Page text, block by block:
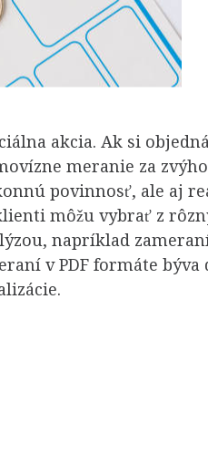
akcia. Ak si
meranie za
povinnosť, ale aj
môžu vybrať z
napríklad
v PDF formáte býva